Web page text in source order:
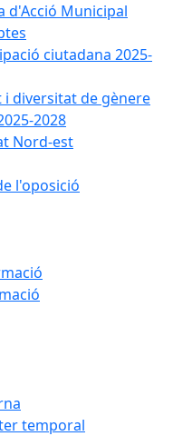
d'Acció Municipal
ciutadana 2025-
diversitat de gènere
2028
Nord-est
l'oposició
temporal